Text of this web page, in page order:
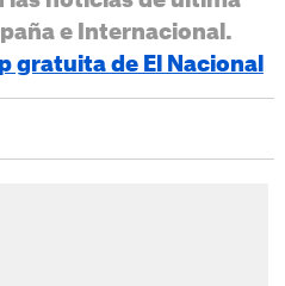
e Internacional.
gratuita de El Nacional